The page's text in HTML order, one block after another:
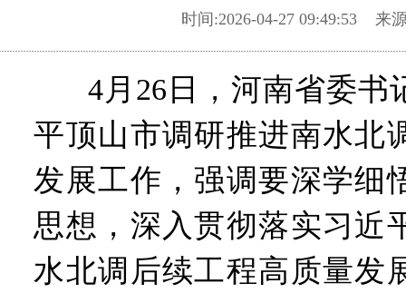
“几分钱”传言背后 河南西
河南省党政代表团赴新疆
习近平出席国家科学技术奖
工业遗存上“长”出文化IP群
河南可再生能源装机突破1
三个“没想到”刷新港区速度
336件（组）意大利文物在
河南省政协十三届常委会
习近平对防汛救灾工作作出
郑州、济南、青岛三城联合
2026年“文明实践进基层”主
省政协十三届常委会第二十
“七一勋章”获得者丨“炼油
时间:2026-04-27 09:49:53 来
4月26日，河南省委书
平顶山市调研推进南水北
发展工作，强调要深学细
思想，深入贯彻落实习近
水北调后续工程高质量发